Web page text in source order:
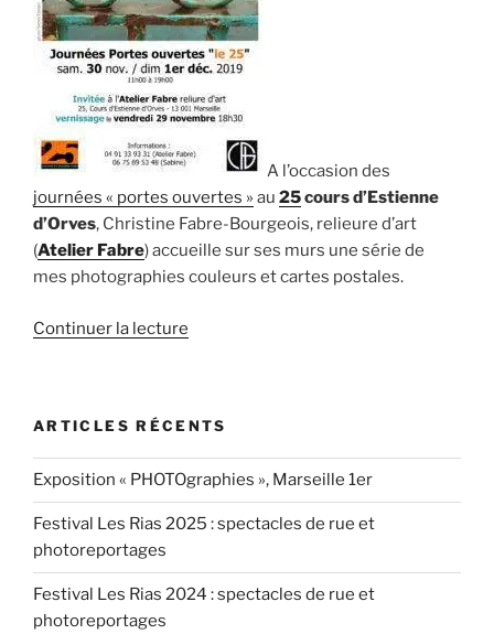
A l’occasion des
journées « portes ouvertes » au 25cours d’Estienne
d’Orves, Christine Fabre-Bourgeois, relieure d’art
(Atelier Fabre) accueille sur ses murs une série de
mes photographies couleurs et cartes postales.
Continuer la lecture
l’Atelier
Fabre,
Marseille
1er »
ARTICLES RÉCENTS
Exposition « PHOTOgraphies », Marseille 1er
Festival Les Rias 2025 : spectacles de rue et
photoreportages
Festival Les Rias 2024 : spectacles de rue et
photoreportages